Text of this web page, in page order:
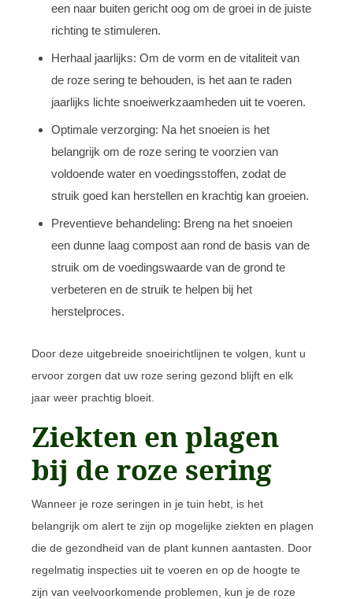
een naar buiten gericht oog om de groei in de juiste
richting te stimuleren.
Herhaal jaarlijks: Om de vorm en de vitaliteit van
de roze sering te behouden, is het aan te raden
jaarlijks lichte snoeiwerkzaamheden uit te voeren.
Optimale verzorging: Na het snoeien is het
belangrijk om de roze sering te voorzien van
voldoende water en voedingsstoffen, zodat de
struik goed kan herstellen en krachtig kan groeien.
Preventieve behandeling: Breng na het snoeien
een dunne laag compost aan rond de basis van de
struik om de voedingswaarde van de grond te
verbeteren en de struik te helpen bij het
herstelproces.
Door deze uitgebreide snoeirichtlijnen te volgen, kunt u
ervoor zorgen dat uw roze sering gezond blijft en elk
jaar weer prachtig bloeit.
Ziekten en plagen
bij de roze sering
Wanneer je roze seringen in je tuin hebt, is het
belangrijk om alert te zijn op mogelijke ziekten en plagen
die de gezondheid van de plant kunnen aantasten. Door
regelmatig inspecties uit te voeren en op de hoogte te
zijn van veelvoorkomende problemen, kun je de roze